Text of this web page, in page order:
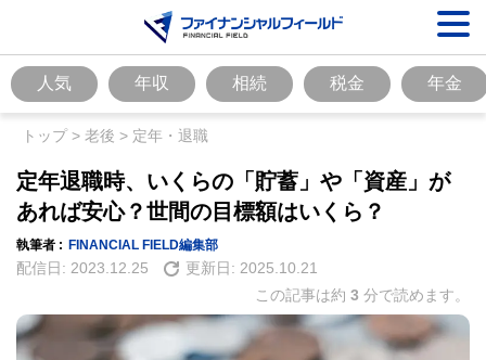
人気 年収 相続 税金 年金
トップ> 老後 > 定年・退職
定年退職時、いくらの「貯蓄」や「資産」が
あれば安心？世間の目標額はいくら？
執筆者 : FINANCIAL FIELD編集部
配信日: 2023.12.25 更新日: 2025.10.21
この記事は約 3 分で読めます。